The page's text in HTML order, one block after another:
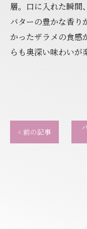
層。口に入れた瞬間
バターの豊かな香り
かったザラメの食感
らも奥深い味わいが
< 前の記事